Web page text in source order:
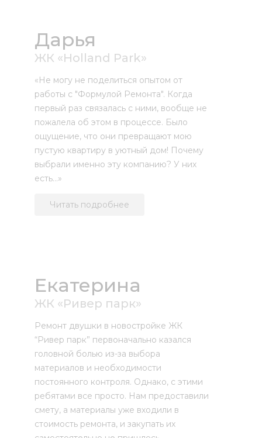
Дарья
ЖК «Holland Park»
«Не могу не поделиться опытом от
работы с "Формулой Ремонта". Когда
первый раз связалась с ними, вообще не
пожалела об этом в процессе. Было
ощущение, что они превращают мою
пустую квартиру в уютный дом! Почему
выбрали именно эту компанию? У них
есть...»
Читать подробнее
Екатерина
ЖК «Ривер парк»
Ремонт двушки в новостройке ЖК
“Ривер парк” первоначально казался
головной болью из-за выбора
материалов и необходимости
постоянного контроля. Однако, с этими
ребятами все просто. Нам предоставили
смету, а материалы уже входили в
стоимость ремонта, и закупать их